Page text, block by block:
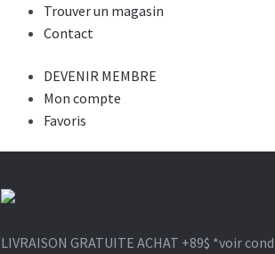
Trouver un magasin
Contact
DEVENIR MEMBRE
Mon compte
Favoris
Aller
la
Aller
contenu
LIVRAISON GRATUITE ACHAT +89$ *voir